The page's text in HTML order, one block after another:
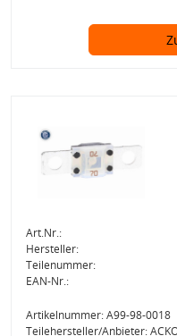
Art.Nr.:
Hersteller:
Teilenummer:
EAN-Nr.:
Artikelnummer: A99-98-0018
Teilehersteller/Anbieter: